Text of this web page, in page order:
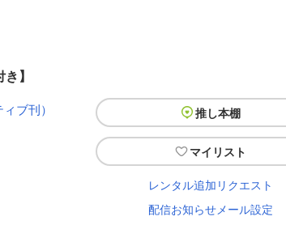
】
推し本棚
マイリスト
レンタル追加リクエスト
配信お知らせメール設定
ブ刊）